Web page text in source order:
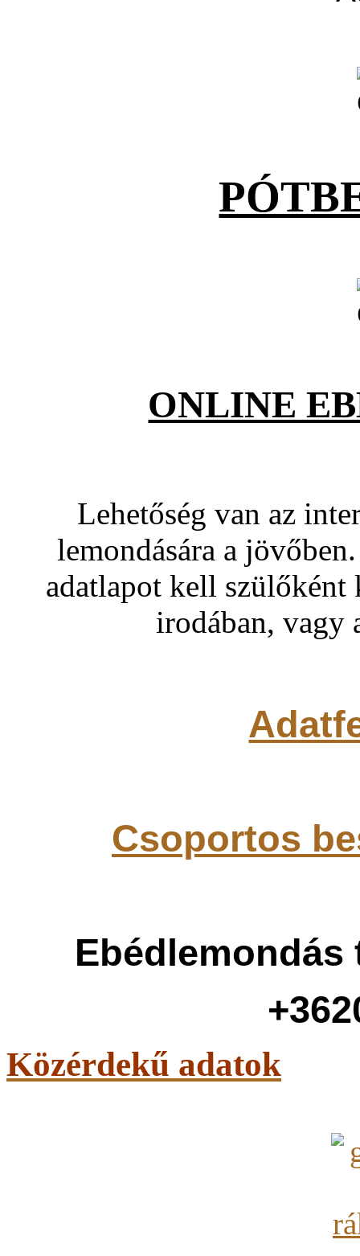
ONLINE
Lehetőség van az
lemondására a
adatlapot kell szülőként
irodában, vagy
Csoportos
Közérdekű adatok